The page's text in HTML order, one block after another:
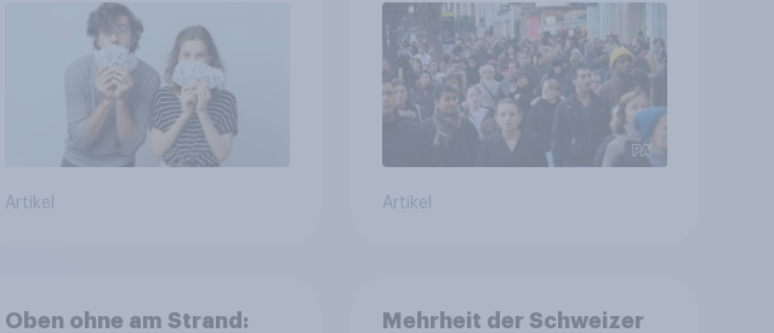
Artikel Artikel
Oben ohne am Strand:
Mehrheit der Schweizer